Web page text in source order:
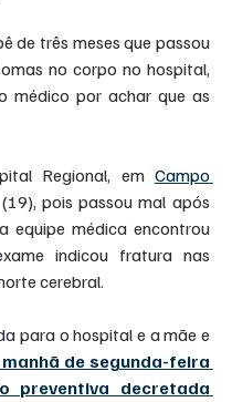
de três meses que passou
no corpo no hospital,
médico por achar que as
Regional, em Campo
pois passou mal após
equipe médica encontrou
indicou fratura nas
cerebral.
para o hospital e a mãe e
manhã de segunda-feira
preventiva decretada